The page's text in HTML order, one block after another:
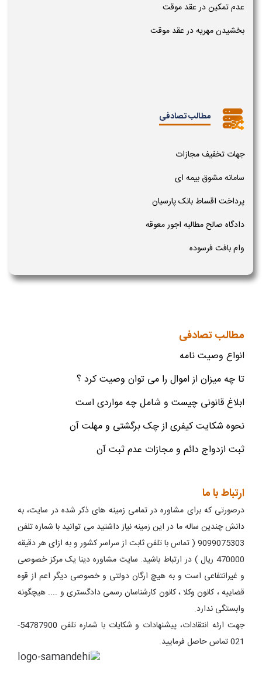
عدم تمکین در عقد موقت
بخشیدن مهریه در عقد موقت
مطالب تصادفی
جهات تخفیف مجازات
سامانه مشوق بیمه ای
پرداخت اقساط بانک پارسیان
دادگاه صالح مطالبه اجور معوقه
وام بافت فرسوده
مطالب تصادفی
انواع وصیت نامه
تا چه میزان از اموال را می توان وصیت کرد ؟
ابلاغ قانونی چیست و شامل چه مواردی است
نحوه شکایت کیفری از چک برگشتی و مهلت آن
ثبت ازدواج دائم و مجازات عدم ثبت آن
ارتباط با ما
درصورتی که برای مشاوره در تمامی زمینه های ذکر شده در سایت، به
دانش چندین ساله ما در این زمینه نیاز داشتید می توانید با شماره تلفن
9099075303 ( تماس با تلفن ثابت از سراسر کشور و به ازای هر دقیقه
470000 ریال ) در ارتباط باشید. سایت مشاوره دینا یک مرکز خصوصی
و غیرانتفاعی است و به هیچ ارگان دولتی و خصوصی دیگر اعم از قوه
قضاییه ، کانون وکلا ، کانون کارشناسان رسمی دادگستری و .... هیچگونه
وابستگی ندارد.
جهت ارئه انتقادات، پیشنهادات و شکایات با شماره تلفن 54787900-
021 تماس حاصل فرمایید.